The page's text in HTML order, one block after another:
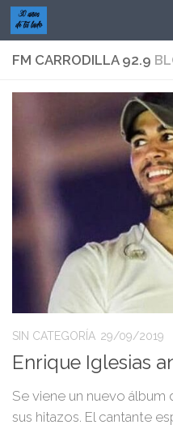
Saltar al contenido
FM CARRODILLA 92.9
SIN CATEGORÍA 29/09/2019
Enrique Iglesias
Se viene un nuevo álbum
sus hitazos. El cantante